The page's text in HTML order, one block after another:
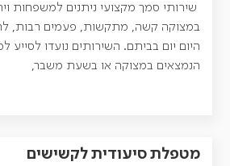
שירותי סמך מקצועי ניתנים למשפחות
במצוקה קשה, מתקשות, פעמים רבות,
היום יום בביתם. השירותים נועדו לסייע
הנמצאים במצוקה או בשעת משבר,
מטפלת סיעודית לקשישים